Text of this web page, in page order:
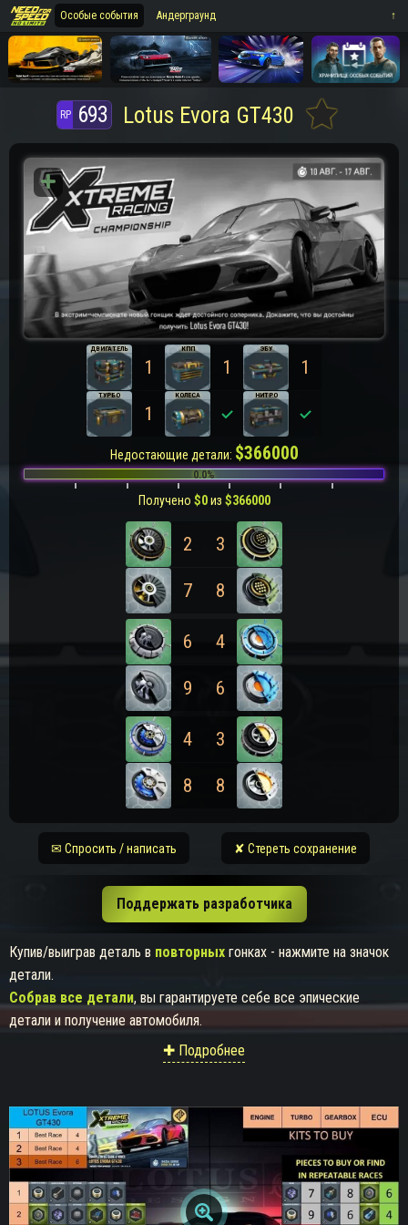
Особые события Андерграунд ⁪⁪⁪↑
693 Lotus Evora GT430
ДВИГАТЕЛЬ
1
ТУРБО
1
КПП
1
КОЛЕСА
0
ЭБУ
1
НИТРО
0
Недостающие детали: $366000
0.0%
Получено $0из $366000
2 3
7 8
6 4
9 6
4 3
8 8
✉ Спросить / написать ✘ Стереть сохранение
Поддержать разработчика
Купив/выиграв деталь в повторных гонках - нажмите на значок
детали.
Собрав все детали, вы гарантируете себе все эпические
детали и получение автомобиля.
✚ Подробнее